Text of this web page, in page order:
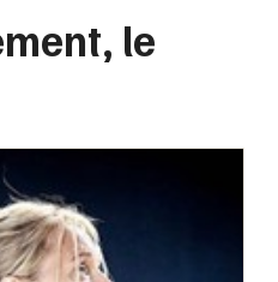
le
Effacer les dates